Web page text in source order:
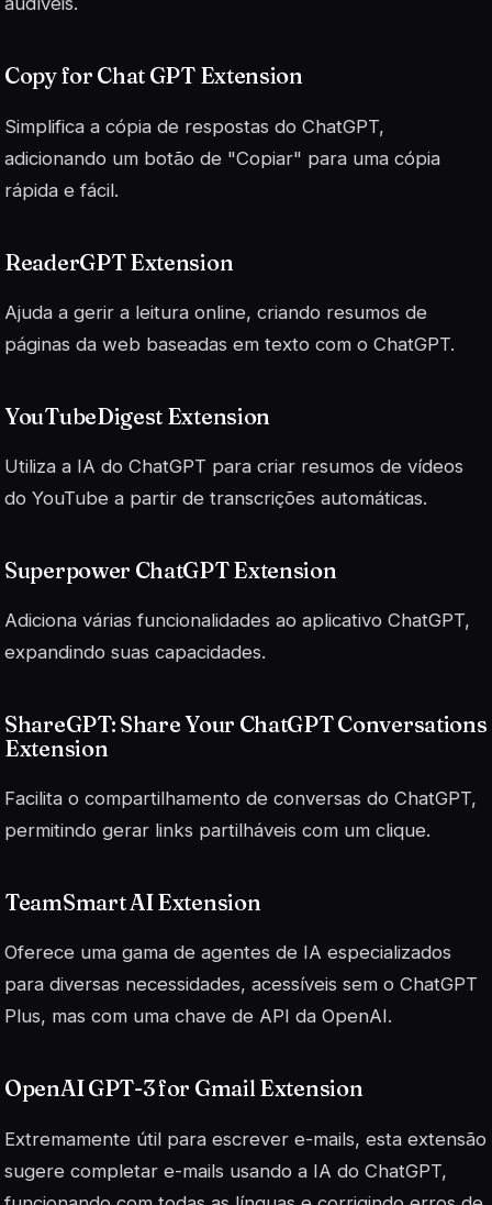
Copy for Chat GPT Extension
Simplifica a cópia de respostas do ChatGPT,
adicionando um botão de "Copiar" para uma cópia
rápida e fácil.
ReaderGPT Extension
Ajuda a gerir a leitura online, criando resumos de
páginas da web baseadas em texto com o ChatGPT.
YouTubeDigest Extension
Utiliza a IA do ChatGPT para criar resumos de vídeos
do YouTube a partir de transcrições automáticas.
Superpower ChatGPT Extension
Adiciona várias funcionalidades ao aplicativo ChatGPT,
expandindo suas capacidades.
ShareGPT: Share Your ChatGPT Conversations
Extension
Facilita o compartilhamento de conversas do ChatGPT,
permitindo gerar links partilháveis com um clique.
TeamSmart AI Extension
Oferece uma gama de agentes de IA especializados
para diversas necessidades, acessíveis sem o ChatGPT
Plus, mas com uma chave de API da OpenAI.
OpenAI GPT-3 for Gmail Extension
Extremamente útil para escrever e-mails, esta extensão
sugere completar e-mails usando a IA do ChatGPT,